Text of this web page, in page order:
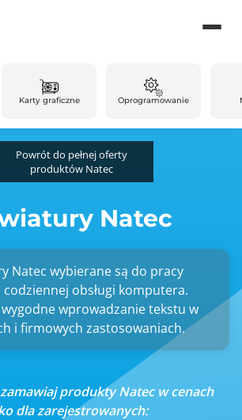
Karty graficzne Oprogramowanie
Powrót do pełnej oferty
produktów Natec
Natec
Natec wybierane są do pracy
obsługi komputera.
wprowadzanie tekstu w
i firmowych zastosowaniach.
zamawiaj produkty Natec w cenach
dla zarejestrowanych: